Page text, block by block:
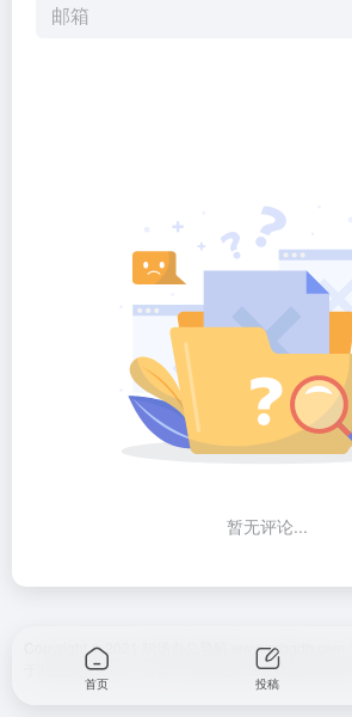
暂无评论...
Copyright © 2021 职场办公导航 www.zcbgdh.com
免责声明 SiteMap
首页 投稿